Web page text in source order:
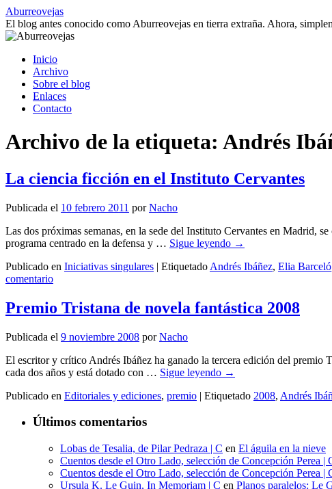
Saltar
al
contenido
Aburreovejas
El blog antes conocido como Aburreovejas en tierra extraña. Ahora,
Inicio
Archivo
Sobre el blog
Enlaces
Contacto
Archivo de la etiqueta: Andrés
La ciencia ficción en el Instituto Cervantes
Publicada el 10 febrero 2011 por Nacho
Las dos próximas semanas, en la sede del Instituto Cervantes en Madrid,
programa centrado en la defensa y … Sigue leyendo →
Publicado en Iniciativas singulares | Etiquetado Andrés Ibáñez, Elia Barceló
comentario
Premio Tristana de novela fantástica 2008
Publicada el 9 noviembre 2008 por Nacho
El escritor y crítico Andrés Ibáñez ha ganado la tercera edición del premio
cada dos años y está dotado con … Sigue leyendo →
Publicado en Editoriales y ediciones, premio | Etiquetado 2008, Andrés
Últimos comentarios
Lobas de Tesalia, de Pilar Pedraza | C en El águila en la nieve
Cuentos desde el Otro Lado, selección de Concepción Perea |
Cuentos desde el Otro Lado, selección de Concepción Perea |
Ursula K. Le Guin, In Memoriam | C en Planos paralelos: Le